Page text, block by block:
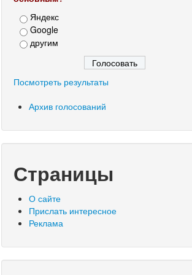
Яндекс
Google
другим
Посмотреть результаты
Архив голосований
Страницы
О сайте
Прислать интересное
Реклама